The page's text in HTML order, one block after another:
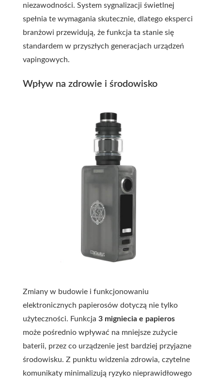
niezawodności. System sygnalizacji świetlnej
spełnia te wymagania skutecznie, dlatego eksperci
branżowi przewidują, że funkcja ta stanie się
standardem w przyszłych generacjach urządzeń
vapingowych.
Wpływ na zdrowie i środowisko
Zmiany w budowie i funkcjonowaniu
elektronicznych papierosów dotyczą nie tylko
użyteczności. Funkcja 3 migniecia e papieros
może pośrednio wpływać na mniejsze zużycie
baterii, przez co urządzenie jest bardziej przyjazne
środowisku. Z punktu widzenia zdrowia, czytelne
komunikaty minimalizują ryzyko nieprawidłowego